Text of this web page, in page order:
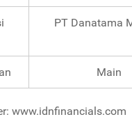
PT Danatama
Main
www.idnfinancials.com